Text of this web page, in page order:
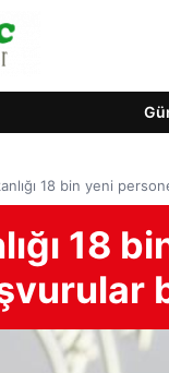
18 bin yeni
18